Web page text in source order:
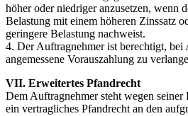
höher oder niedriger anzusetzen, wenn
Belastung mit einem höheren Zinssatz
geringere Belastung nachweist.
4. Der Auftragnehmer ist berechtigt, bei
angemessene Vorauszahlung zu
VII. Erweitertes Pfandrecht
Dem Auftragnehmer steht wegen
ein vertragliches Pfandrecht an den